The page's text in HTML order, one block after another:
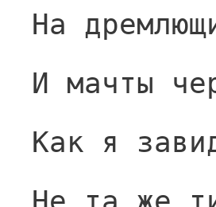
На
И мачты
Как я